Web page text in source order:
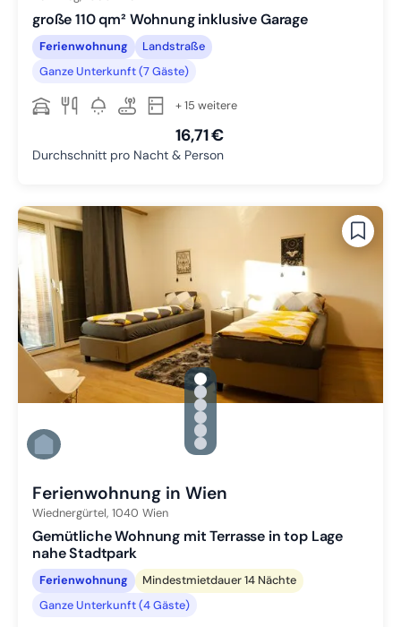
große 110 qm² Wohnung inklusive Garage
Ferienwohnung
Landstraße
Ganze Unterkunft (7 Gäste)
+ 15 weitere
16,71 €
Durchschnitt pro Nacht & Person
gallery.slide_selector
Zu Slide 1 wechseln
Zu Slide 2 wechseln
Zu Slide 3 wechseln
Zu Slide 4 wechseln
Zu Slide 5 wechseln
Zu Slide 6 wechseln
Ferienwohnung in Wien
Wiednergürtel, 1040 Wien
Gemütliche Wohnung mit Terrasse in top Lage
nahe Stadtpark
Ferienwohnung
Mindestmietdauer 14 Nächte
Ganze Unterkunft (4 Gäste)